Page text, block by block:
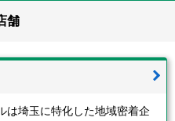
舗
は埼玉に特化した地域密着企